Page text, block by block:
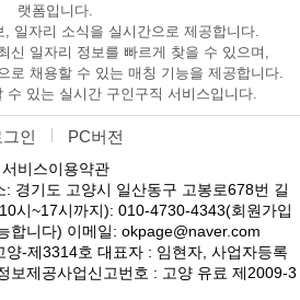
랫폼입니다.
일자리 소식을 실시간으로 제공합니다.
신 일자리 정보를 빠르게 찾을 수 있으며,
로 채용할 수 있는 매칭 기능을 제공합니다.
수 있는 실시간 구인구직 서비스입니다.
그인 PC버전
서비스이용약관
경기도 고양시 일산동구 고봉로678번 길
시~17시까지): 010-4730-4343(회원가입
합니다) 이메일: okpage@naver.com
양-제3314호 대표자 : 임현자, 사업자등록
보제공사업신고번호 : 고양 유료 제2009-3